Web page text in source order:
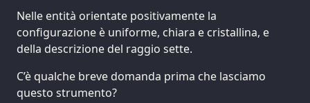
Nelle entità orientate positivamente la
configurazione è uniforme, chiara e cristallina, e
della descrizione del raggio sette.
C’è qualche breve domanda prima che lasciamo
questo strumento?